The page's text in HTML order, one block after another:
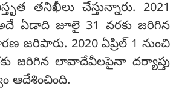
తనిఖీలు చేస్తున్నారు. 2021
ఏడాది జూలై 31 వరకు జరిగిన
జరిపారు. 2020 ఏప్రిల్ 1 నుంచి
జరిగిన లావాదేవీలపైనా దర్యాప్తు
ఆదేశించింది.